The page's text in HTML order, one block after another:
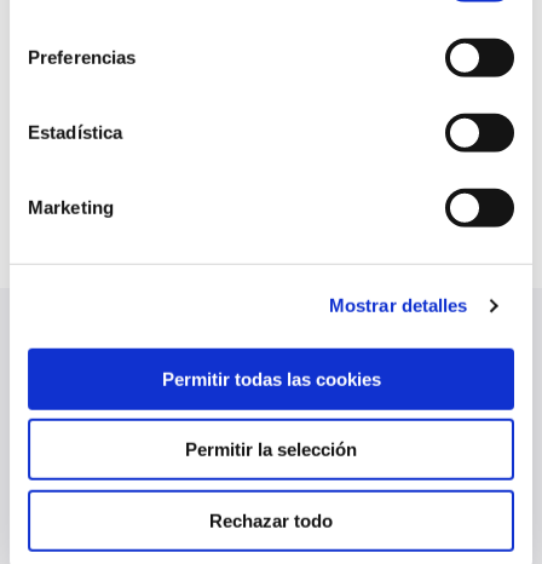
Preferencias
Estadística
Marketing
Mostrar detalles
Permitir todas las cookies
Permitir la selección
Rechazar todo
ÚLTIMAS NOTICIAS